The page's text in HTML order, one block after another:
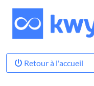
Retour à l'accueil